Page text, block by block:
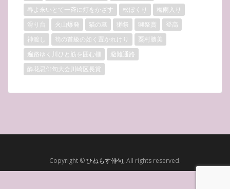
春よ来いとて一斉に灯をかざす
松ぼくり
梅雨入り
滑り台
火山爆発 猫の墓 獺祭 獺祭賞
登高
神渡し
筍の首級の如く置かれけり
粟村勝美
遍路ゆく川ひと筋を囲む柵
避難通路
酔花忌俳句大会川崎区長賞
Copyright ©ひねもす俳句, All rights reserved.